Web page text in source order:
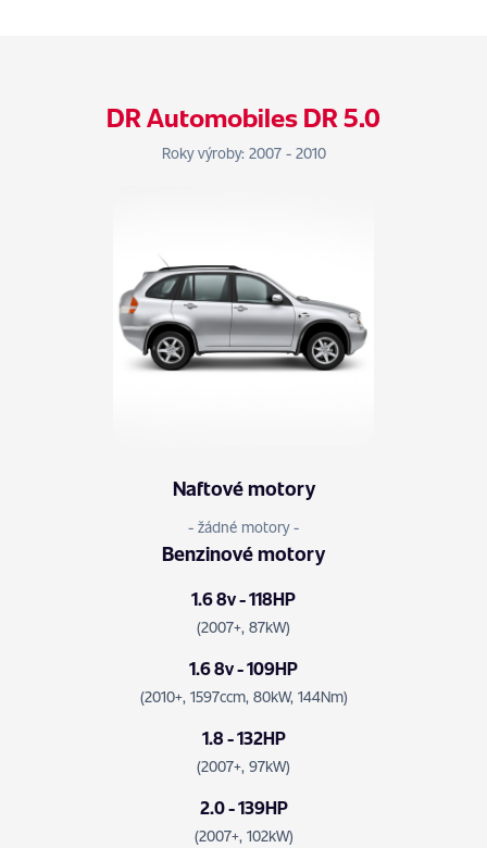
DR Automobiles DR 5.0
Roky výroby: 2007 - 2010
Naftové motory
- žádné motory -
Benzinové motory
1.6 8v - 118HP
(2007+, 87kW)
1.6 8v - 109HP
(2010+, 1597ccm, 80kW, 144Nm)
1.8 - 132HP
(2007+, 97kW)
2.0 - 139HP
(2007+, 102kW)